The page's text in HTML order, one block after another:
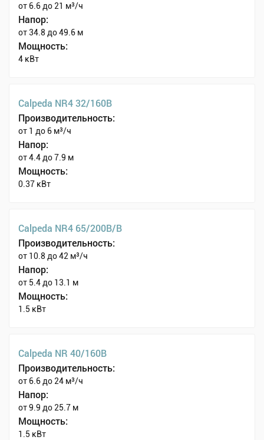
от 6.6 до 21 м³/ч
Напор:
от 34.8 до 49.6 м
Мощность:
4 кВт
Calpeda NR4 32/160B
Производительность:
от 1 до 6 м³/ч
Напор:
от 4.4 до 7.9 м
Мощность:
0.37 кВт
Calpeda NR4 65/200B/B
Производительность:
от 10.8 до 42 м³/ч
Напор:
от 5.4 до 13.1 м
Мощность:
1.5 кВт
Calpeda NR 40/160B
Производительность:
от 6.6 до 24 м³/ч
Напор:
от 9.9 до 25.7 м
Мощность:
1.5 кВт